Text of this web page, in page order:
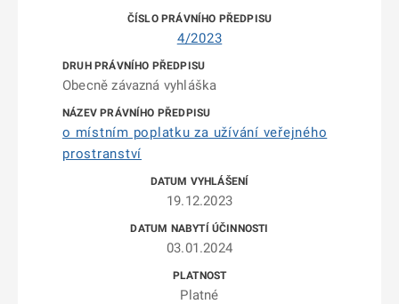
4/2023
Obecně závazná vyhláška
o místním poplatku za užívání veřejného
prostranství
19.12.2023
03.01.2024
Platné